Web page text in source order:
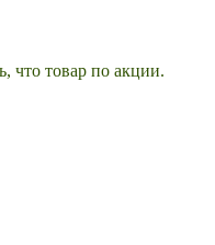
что товар по акции.